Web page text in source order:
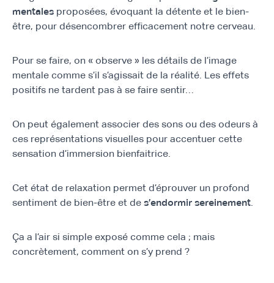
mentales proposées, évoquant la détente et le bien-
être, pour désencombrer efficacement notre cerveau.
Pour se faire, on « observe » les détails de l’image
mentale comme s’il s’agissait de la réalité. Les effets
positifs ne tardent pas à se faire sentir…
On peut également associer des sons ou des odeurs à
ces représentations visuelles pour accentuer cette
sensation d’immersion bienfaitrice.
Cet état de relaxation permet d’éprouver un profond
sentiment de bien-être et de s’endormir sereinement.
Ça a l’air si simple exposé comme cela ; mais
concrètement, comment on s’y prend ?